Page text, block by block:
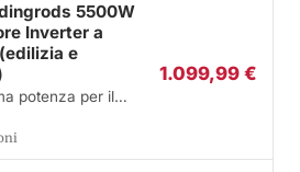
5500W
Inverter a
e
potenza per il
1.099,99 €